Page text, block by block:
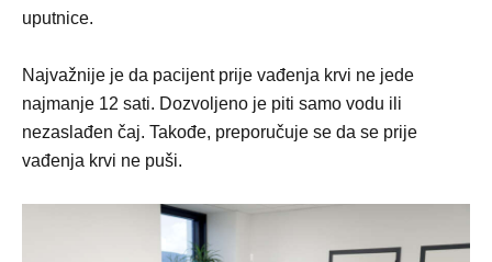
uputnice.
Najvažnije je da pacijent prije vađenja krvi ne jede
najmanje 12 sati. Dozvoljeno je piti samo vodu ili
nezaslađen čaj. Takođe, preporučuje se da se prije
vađenja krvi ne puši.